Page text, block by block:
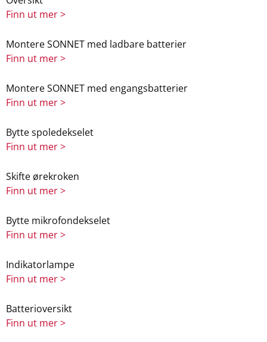
Finn ut mer >
Montere SONNET med ladbare batterier
Finn ut mer >
Montere SONNET med engangsbatterier
Finn ut mer >
Bytte spoledekselet
Finn ut mer >
Skifte ørekroken
Finn ut mer >
Bytte mikrofondekselet
Finn ut mer >
Indikatorlampe
Finn ut mer >
Batterioversikt
Finn ut mer >